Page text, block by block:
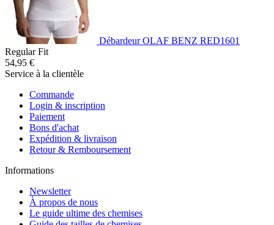
Débardeur OLAF BENZ RED1601
Regular Fit
54,95 €
Service à la clientèle
Commande
Login & inscription
Paiement
Bons d'achat
Expédition & livraison
Retour & Remboursement
Informations
Newsletter
À propos de nous
Le guide ultime des chemises